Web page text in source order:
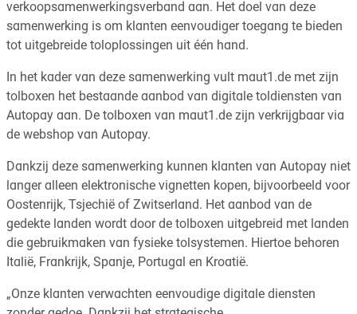
verkoopsamenwerkingsverband aan. Het doel van deze
samenwerking is om klanten eenvoudiger toegang te bieden
tot uitgebreide toloplossingen uit één hand.
In het kader van deze samenwerking vult maut1.de met zijn
tolboxen het bestaande aanbod van digitale toldiensten van
Autopay aan. De tolboxen van maut1.de zijn verkrijgbaar via
de webshop van Autopay.
Dankzij deze samenwerking kunnen klanten van Autopay niet
langer alleen elektronische vignetten kopen, bijvoorbeeld voor
Oostenrijk, Tsjechië of Zwitserland. Het aanbod van de
gedekte landen wordt door de tolboxen uitgebreid met landen
die gebruikmaken van fysieke tolsystemen. Hiertoe behoren
Italië, Frankrijk, Spanje, Portugal en Kroatië.
„Onze klanten verwachten eenvoudige digitale diensten